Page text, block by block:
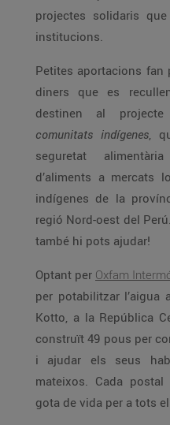
projectes solidaris
institucions.
Petites aportacions fan
diners que es
destinen al projecte
comunitats indígenes,
seguretat
d’aliments a mercats
indígenes de la
regió Nord-oest del
també hi pots ajudar!
Optant per Oxfam
per potabilitzar l’aigua
Kotto, a la República
construït 49 pous per
i ajudar els seus
mateixos. Cada
gota de vida per a tots